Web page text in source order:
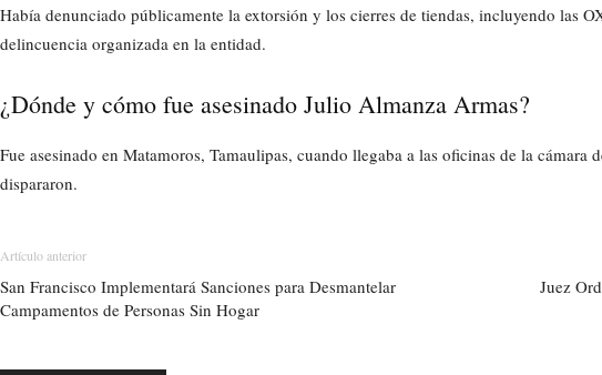
Había denunciado públicamente la extorsión y los cierres de tiendas, incluyendo las
delincuencia organizada en la entidad.
¿Dónde y cómo fue asesinado Julio Almanza Armas?
Fue asesinado en Matamoros, Tamaulipas, cuando llegaba a las oficinas de la cámara
dispararon.
Artículo anterior
San Francisco Implementará Sanciones para Desmantelar
Campamentos de Personas Sin Hogar
Juez